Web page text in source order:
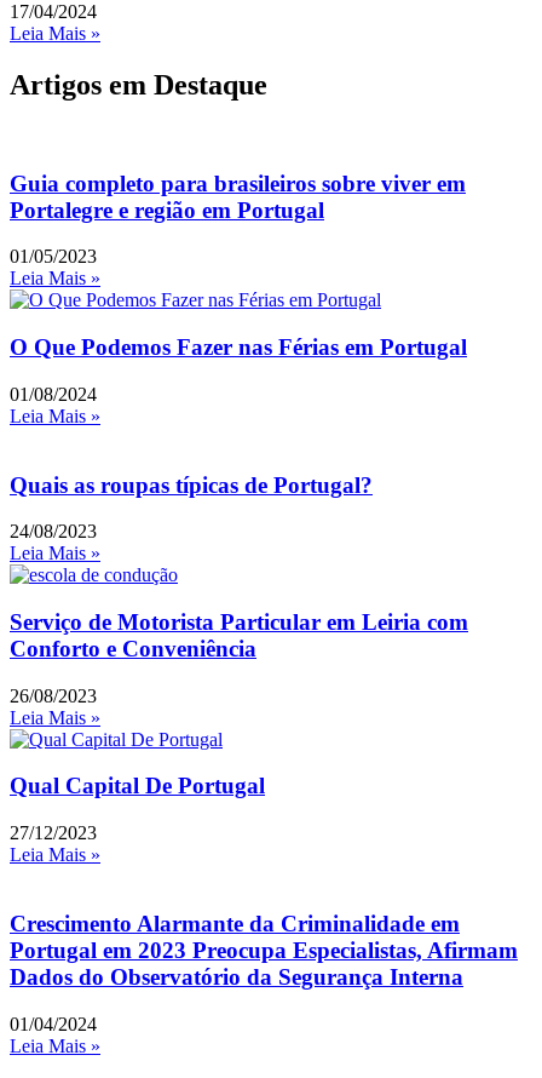
17/04/2024
Leia Mais »
Artigos em Destaque
Guia completo para brasileiros sobre viver em
Portalegre e região em Portugal
01/05/2023
Leia Mais »
O Que Podemos Fazer nas Férias em Portugal
01/08/2024
Leia Mais »
Quais as roupas típicas de Portugal?
24/08/2023
Leia Mais »
Serviço de Motorista Particular em Leiria com
Conforto e Conveniência
26/08/2023
Leia Mais »
Qual Capital De Portugal
27/12/2023
Leia Mais »
Crescimento Alarmante da Criminalidade em
Portugal em 2023 Preocupa Especialistas, Afirmam
Dados do Observatório da Segurança Interna
01/04/2024
Leia Mais »